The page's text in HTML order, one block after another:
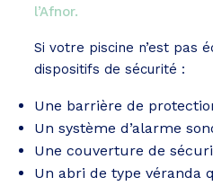
l’Afnor.
Si votre piscine n’est pas
dispositifs de sécurité :
Une barrière de
Un système d’alarme
Une couverture de
Un abri de type véranda